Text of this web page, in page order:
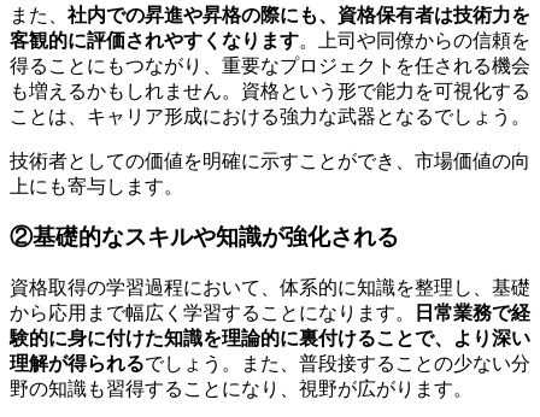
また、 社内での昇進や昇格の際にも、資格保有者は技術力を
客観的に評価されやすくなります。上司や同僚からの信頼を
得ることにもつながり、重要なプロジェクトを任される機会
も増えるかもしれません。資格という形で能力を可視化する
ことは、キャリア形成における強力な武器となるでしょう。
技術者としての価値を明確に示すことができ、市場価値の向
上にも寄与します。
②基礎的なスキルや知識が強化される
資格取得の学習過程において、体系的に知識を整理し、基礎
から応用まで幅広く学習することになります。
日常業務で経
験的に身に付けた知識を理論的に裏付けることで、より深い
理解が得られるでしょう。また、普段接することの少ない分
野の知識も習得することになり、視野が広がります。